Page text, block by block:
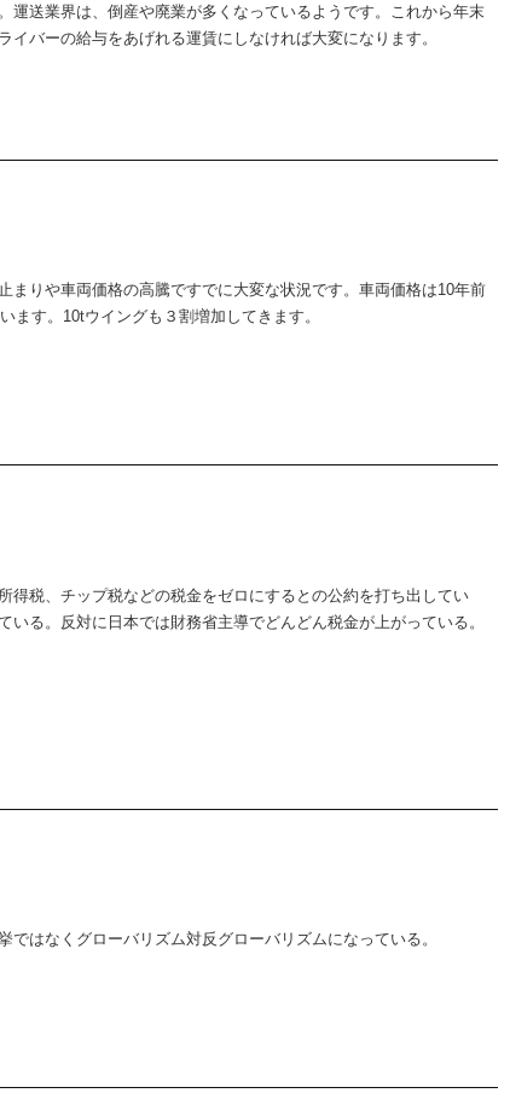
運送業界は、倒産や廃業が多くなっているようです。これから年末
バーの給与をあげれる運賃にしなければ大変になります。
まりや車両価格の高騰ですでに大変な状況です。車両価格は10年前
ます。10tウイングも３割増加してきます。
得税、チップ税などの税金をゼロにするとの公約を打ち出してい
る。反対に日本では財務省主導でどんどん税金が上がっている。
はなくグローバリズム対反グローバリズムになっている。